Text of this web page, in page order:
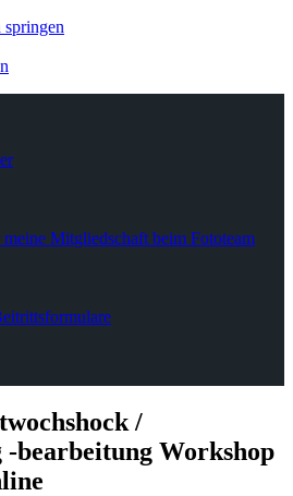
Mitgliedschaft beim Fototeam
/
-bearbeitung Workshop